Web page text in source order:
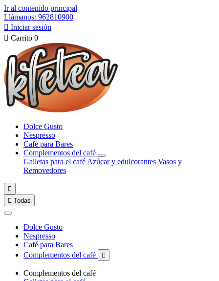
Ir al contenido principal
Llámanos: 962810900
 Iniciar sesión
 Carrito 0
Dolce Gusto
Nespresso
Café para Bares
Complementos del café
Galletas para el café Azúcar y edulcorantes Vasos y
Removedores

 Todas
Dolce Gusto
Nespresso
Café para Bares
Complementos del café

Complementos del café